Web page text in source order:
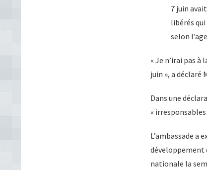
7 juin
libérés
selon
« Je n’irai pas
juin », a déclaré
Dans une
« irresponsables
L’ambassade
développement
nationale la